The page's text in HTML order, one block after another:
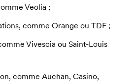
Veolia ;
comme Orange ou TDF ;
Vivescia ou Saint-Louis
comme Auchan, Casino,